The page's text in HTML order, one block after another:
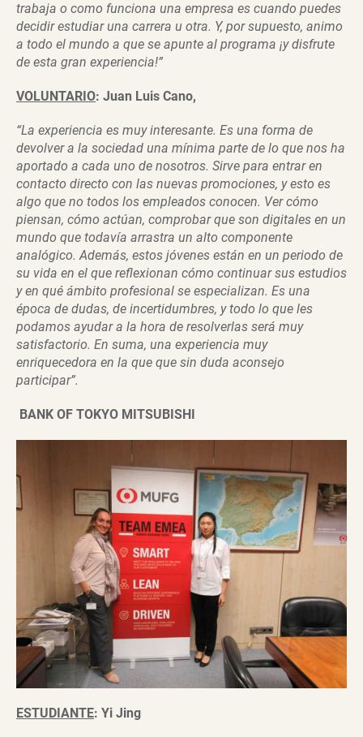
trabaja o como funciona una empresa es cuando puedes
decidir estudiar una carrera u otra. Y, por supuesto, animo
a todo el mundo a que se apunte al programa ¡y disfrute
de esta gran experiencia!”
VOLUNTARIO: Juan Luis Cano,
“La experiencia es muy interesante. Es una forma de
devolver a la sociedad una mínima parte de lo que nos ha
aportado a cada uno de nosotros. Sirve para entrar en
contacto directo con las nuevas promociones, y esto es
algo que no todos los empleados conocen. Ver cómo
piensan, cómo actúan, comprobar que son digitales en un
mundo que todavía arrastra un alto componente
analógico. Además, estos jóvenes están en un periodo de
su vida en el que reflexionan cómo continuar sus estudios
y en qué ámbito profesional se especializan. Es una
época de dudas, de incertidumbres, y todo lo que les
podamos ayudar a la hora de resolverlas será muy
satisfactorio. En suma, una experiencia muy
enriquecedora en la que que sin duda aconsejo
participar”.
BANK OF TOKYO MITSUBISHI
ESTUDIANTE: Yi Jing